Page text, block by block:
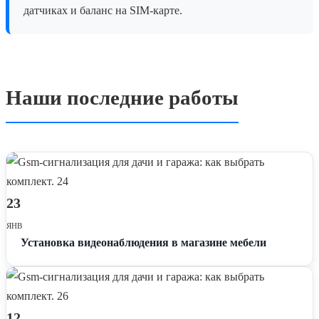
датчиках и баланс на SIM-карте.
Наши последние работы
23
ЯНВ
Установка видеонаблюдения в магазине мебели